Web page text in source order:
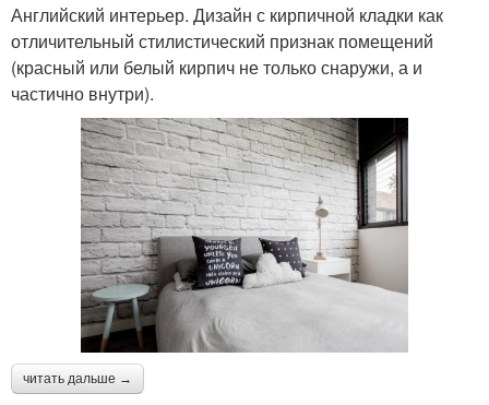
Английский интерьер. Дизайн с кирпичной кладки как
отличительный стилистический признак помещений
(красный или белый кирпич не только снаружи, а и
частично внутри).
читать дальше →